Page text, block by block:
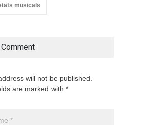
musicals
will not be published.
are marked with *